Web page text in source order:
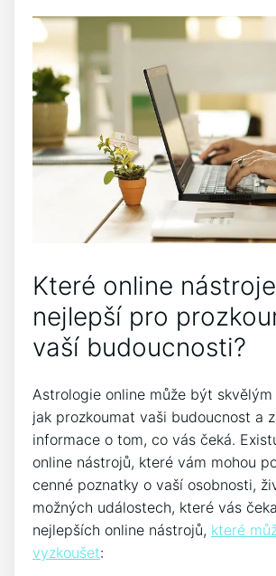
Které online
nejlepší pro
vaší budoucnosti?
Astrologie online může být skvělým
jak prozkoumat vaši budoucnost a
informace o tom, co vás čeká.
online nástrojů, které vám mohou
cenné poznatky o vaší osobnosti,
možných událostech, které vás
nejlepších online nástrojů, které
vyzkoušet: